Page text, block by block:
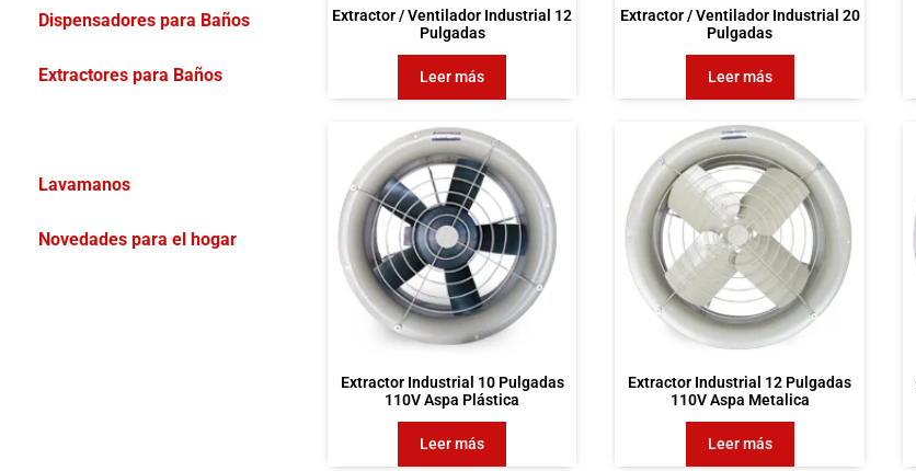
Dispensadores para Baños
Extractores para Baños
Lavamanos
Novedades para el hogar
Extractor / Ventilador Industrial 12
Pulgadas
Leer más
Extractor / Ventilador Industrial 20
Pulgadas
Leer más
Extractor Industrial 10 Pulgadas
110V Aspa Plástica
Leer más
Extractor Industrial 12 Pulgadas
110V Aspa Metalica
Leer más